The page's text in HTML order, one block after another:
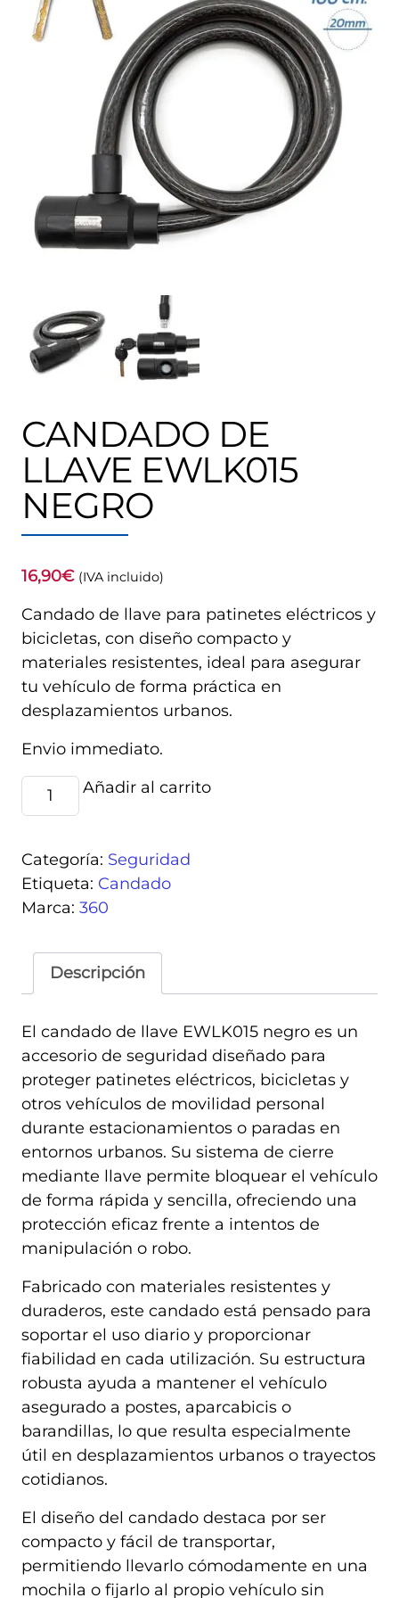
CANDADO DE
LLAVE EWLK015
NEGRO
16,90€ (IVA incluido)
Candado de llave para patinetes eléctricos y
bicicletas, con diseño compacto y
materiales resistentes, ideal para asegurar
tu vehículo de forma práctica en
desplazamientos urbanos.
Envio immediato.
Candado
de
EWLK015
negro
cantidad
Añadir al carrito
Categoría: Seguridad
Etiqueta: Candado
Marca: 360
Descripción
El candado de llave EWLK015 negro es un
accesorio de seguridad diseñado para
proteger patinetes eléctricos, bicicletas y
otros vehículos de movilidad personal
durante estacionamientos o paradas en
entornos urbanos. Su sistema de cierre
mediante llave permite bloquear el vehículo
de forma rápida y sencilla, ofreciendo una
protección eficaz frente a intentos de
manipulación o robo.
Fabricado con materiales resistentes y
duraderos, este candado está pensado para
soportar el uso diario y proporcionar
fiabilidad en cada utilización. Su estructura
robusta ayuda a mantener el vehículo
asegurado a postes, aparcabicis o
barandillas, lo que resulta especialmente
útil en desplazamientos urbanos o trayectos
cotidianos.
El diseño del candado destaca por ser
compacto y fácil de transportar,
permitiendo llevarlo cómodamente en una
mochila o fijarlo al propio vehículo sin